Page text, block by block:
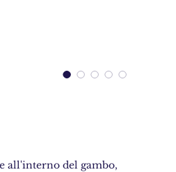
all'interno del gambo,